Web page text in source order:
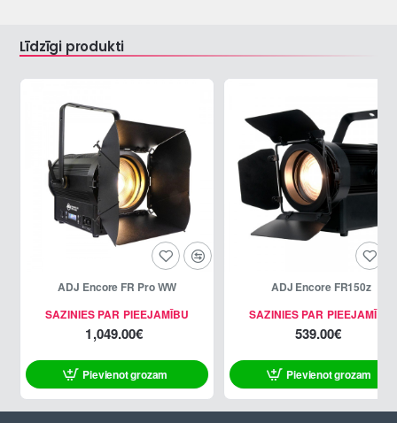
Līdzīgi produkti
SAZINIES PAR PIEEJAMĪBU
ADJ Encore FR Pro WW
1,049.00€
Pievienot grozam
SAZINIES PAR PIEEJAMĪBU
ADJ Encore FR150z
539.00€
Pievienot grozam